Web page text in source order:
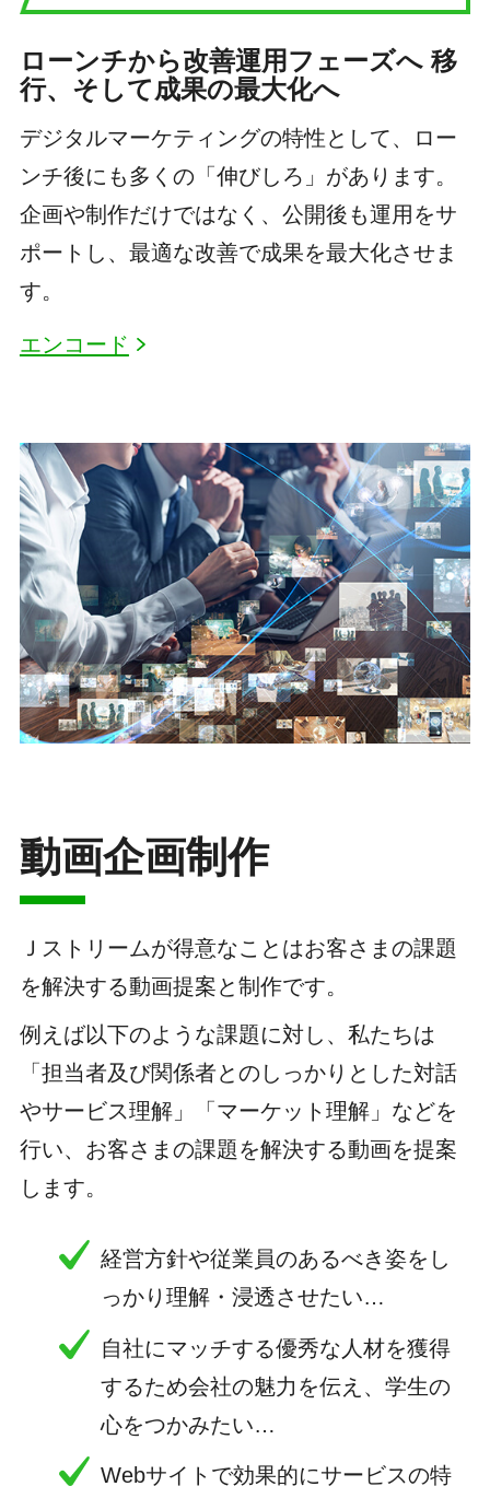
ローンチから改善運用フェーズへ 移
行、そして成果の最大化へ
デジタルマーケティングの特性として、ロー
ンチ後にも多くの「伸びしろ」があります。
企画や制作だけではなく、公開後も運用をサ
ポートし、最適な改善で成果を最大化させま
す。
エンコード
動画企画制作
Ｊストリームが得意なことはお客さまの課題
を解決する動画提案と制作です。
例えば以下のような課題に対し、私たちは
「担当者及び関係者とのしっかりとした対話
やサービス理解」「マーケット理解」などを
行い、お客さまの課題を解決する動画を提案
します。
経営方針や従業員のあるべき姿をし
っかり理解・浸透させたい…
自社にマッチする優秀な人材を獲得
するため会社の魅力を伝え、学生の
心をつかみたい…
Webサイトで効果的にサービスの特